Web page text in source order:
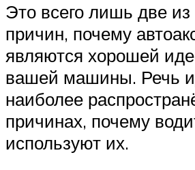
Это всего лишь две из
причин, почему
являются хорошей
вашей машины. Речь
наиболее
причинах, почему
используют их.